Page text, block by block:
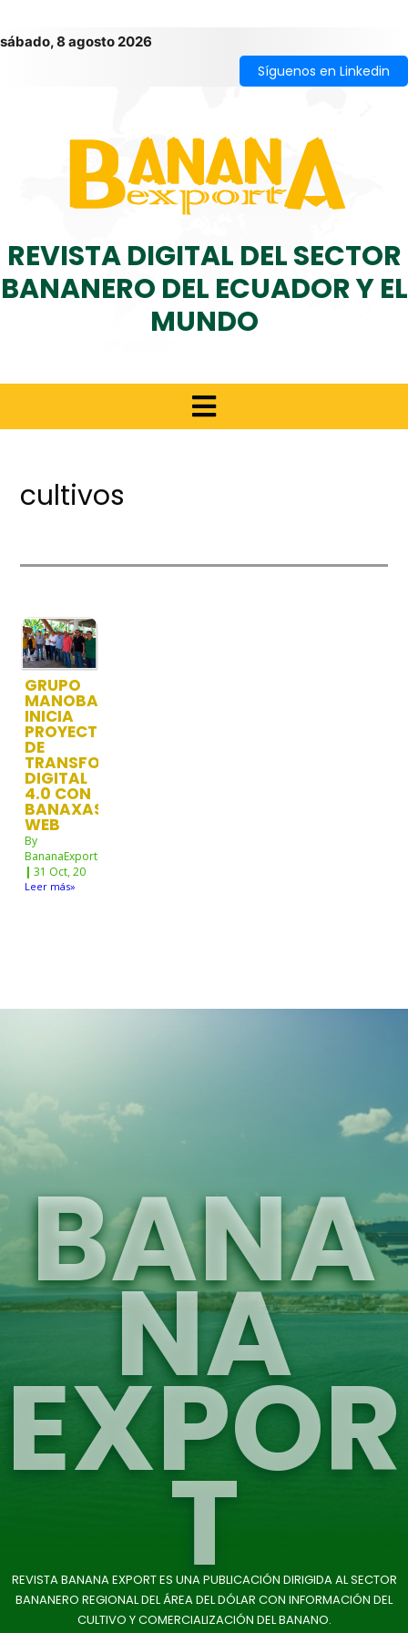
sábado, 8 agosto 2026
Síguenos en Linkedin
REVISTA DIGITAL DEL SECTOR
BANANERO DEL ECUADOR Y EL
MUNDO
cultivos
GRUPO
MANOBANDA
INICIA
PROYECTO
DE
TRANSFORMACIÓN
DIGITAL
4.0 CON
BANAXASS
WEB
By
BananaExportNw
| 31 Oct, 20
Leer más»
BANA
NA
EXPOR
T
REVISTA BANANA EXPORT ES UNA PUBLICACIÓN DIRIGIDA AL SECTOR
BANANERO REGIONAL DEL ÁREA DEL DÓLAR CON INFORMACIÓN DEL
CULTIVO Y COMERCIALIZACIÓN DEL BANANO.